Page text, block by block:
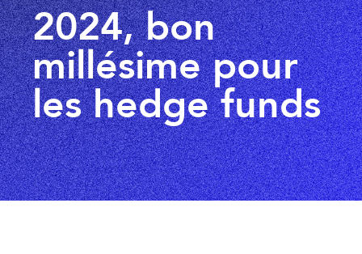
2024, bon
millésime pour
les hedge funds